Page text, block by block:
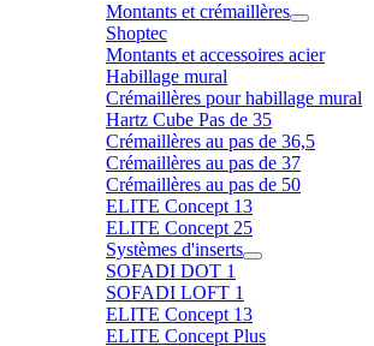
Montants et crémaillères
Shoptec
Montants et accessoires acier
Habillage mural
Crémaillères pour habillage mural
Hartz Cube Pas de 35
Crémaillères au pas de 36,5
Crémaillères au pas de 37
Crémaillères au pas de 50
ELITE Concept 13
ELITE Concept 25
Systèmes d'inserts
SOFADI DOT 1
SOFADI LOFT 1
ELITE Concept 13
ELITE Concept Plus